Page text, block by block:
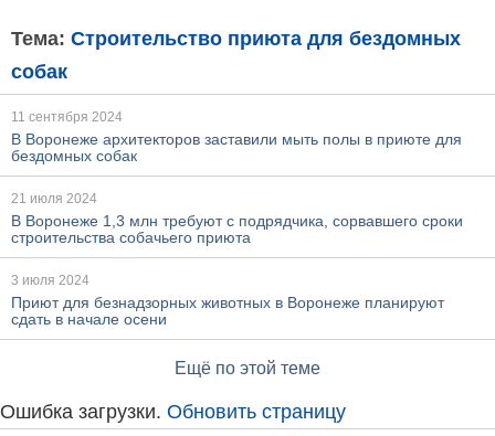
Тема: Строительство приюта для бездомных
собак
11 сентября 2024
В Воронеже архитекторов заставили мыть полы в приюте для
бездомных собак
21 июля 2024
В Воронеже 1,3 млн требуют с подрядчика, сорвавшего сроки
строительства собачьего приюта
3 июля 2024
Приют для безнадзорных животных в Воронеже планируют
сдать в начале осени
Ещё по этой теме
Ошибка загрузки. Обновить страницу